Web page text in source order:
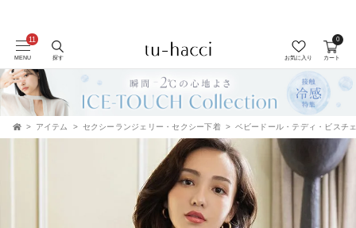
会員登録で今すぐ使えるポイントプレゼント！
MENU 探す お気に入り カート
0
アイテム セクシーランジェリー・セクシー下着 ベビードール・テディ・ビスチ